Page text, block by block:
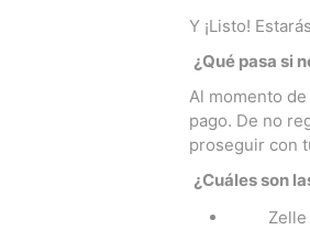
Y ¡Listo!
¿Qué pasa si
Al momento
pago. De no
proseguir con
¿Cuáles son
Zelle